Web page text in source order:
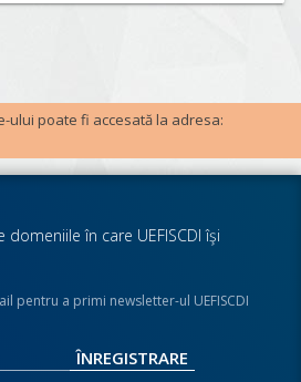
ului poate fi accesată la adresa:
în care UEFISCDI îşi
pentru a primi newsletter-ul UEFISCDI